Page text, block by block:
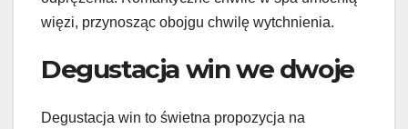
więzi, przynosząc obojgu chwilę wytchnienia.
Degustacja win we dwoje
Degustacja win to świetna propozycja na